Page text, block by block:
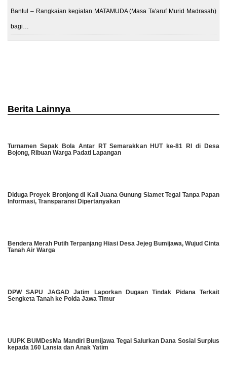
Bantul – Rangkaian kegiatan MATAMUDA (Masa Ta'aruf Murid Madrasah)
bagi…
Berita Lainnya
Turnamen Sepak Bola Antar RT Semarakkan HUT ke-81 RI di Desa
Bojong, Ribuan Warga Padati Lapangan
Diduga Proyek Bronjong di Kali Juana Gunung Slamet Tegal Tanpa Papan
Informasi, Transparansi Dipertanyakan
Bendera Merah Putih Terpanjang Hiasi Desa Jejeg Bumijawa, Wujud Cinta
Tanah Air Warga
DPW SAPU JAGAD Jatim Laporkan Dugaan Tindak Pidana Terkait
Sengketa Tanah ke Polda Jawa Timur
UUPK BUMDesMa Mandiri Bumijawa Tegal Salurkan Dana Sosial Surplus
kepada 160 Lansia dan Anak Yatim